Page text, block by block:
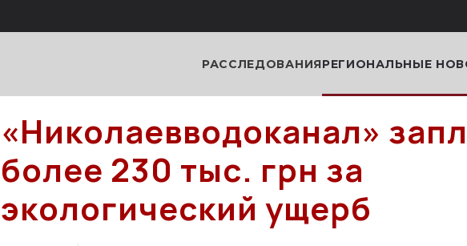
РАССЛЕДОВАНИЯРЕГИОНАЛЬНЫЕ
«Николаевводоканал»
более 230 тыс. грн за
экологический ущерб